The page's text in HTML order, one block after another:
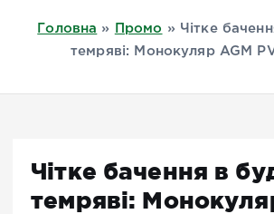
Головна » Промо » Чітке
темряві: Монокуляр AGM
Чітке бачення в
темряві: